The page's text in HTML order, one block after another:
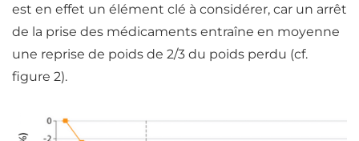
est en effet un élément clé à considérer, car un arrêt
de la prise des médicaments entraîne en moyenne
une reprise de poids de 2/3 du poids perdu (cf.
figure 2).